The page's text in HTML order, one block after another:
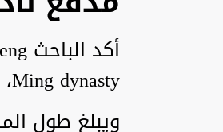
Ming dynasty، ويرجح أنه صُنع عام 1632.